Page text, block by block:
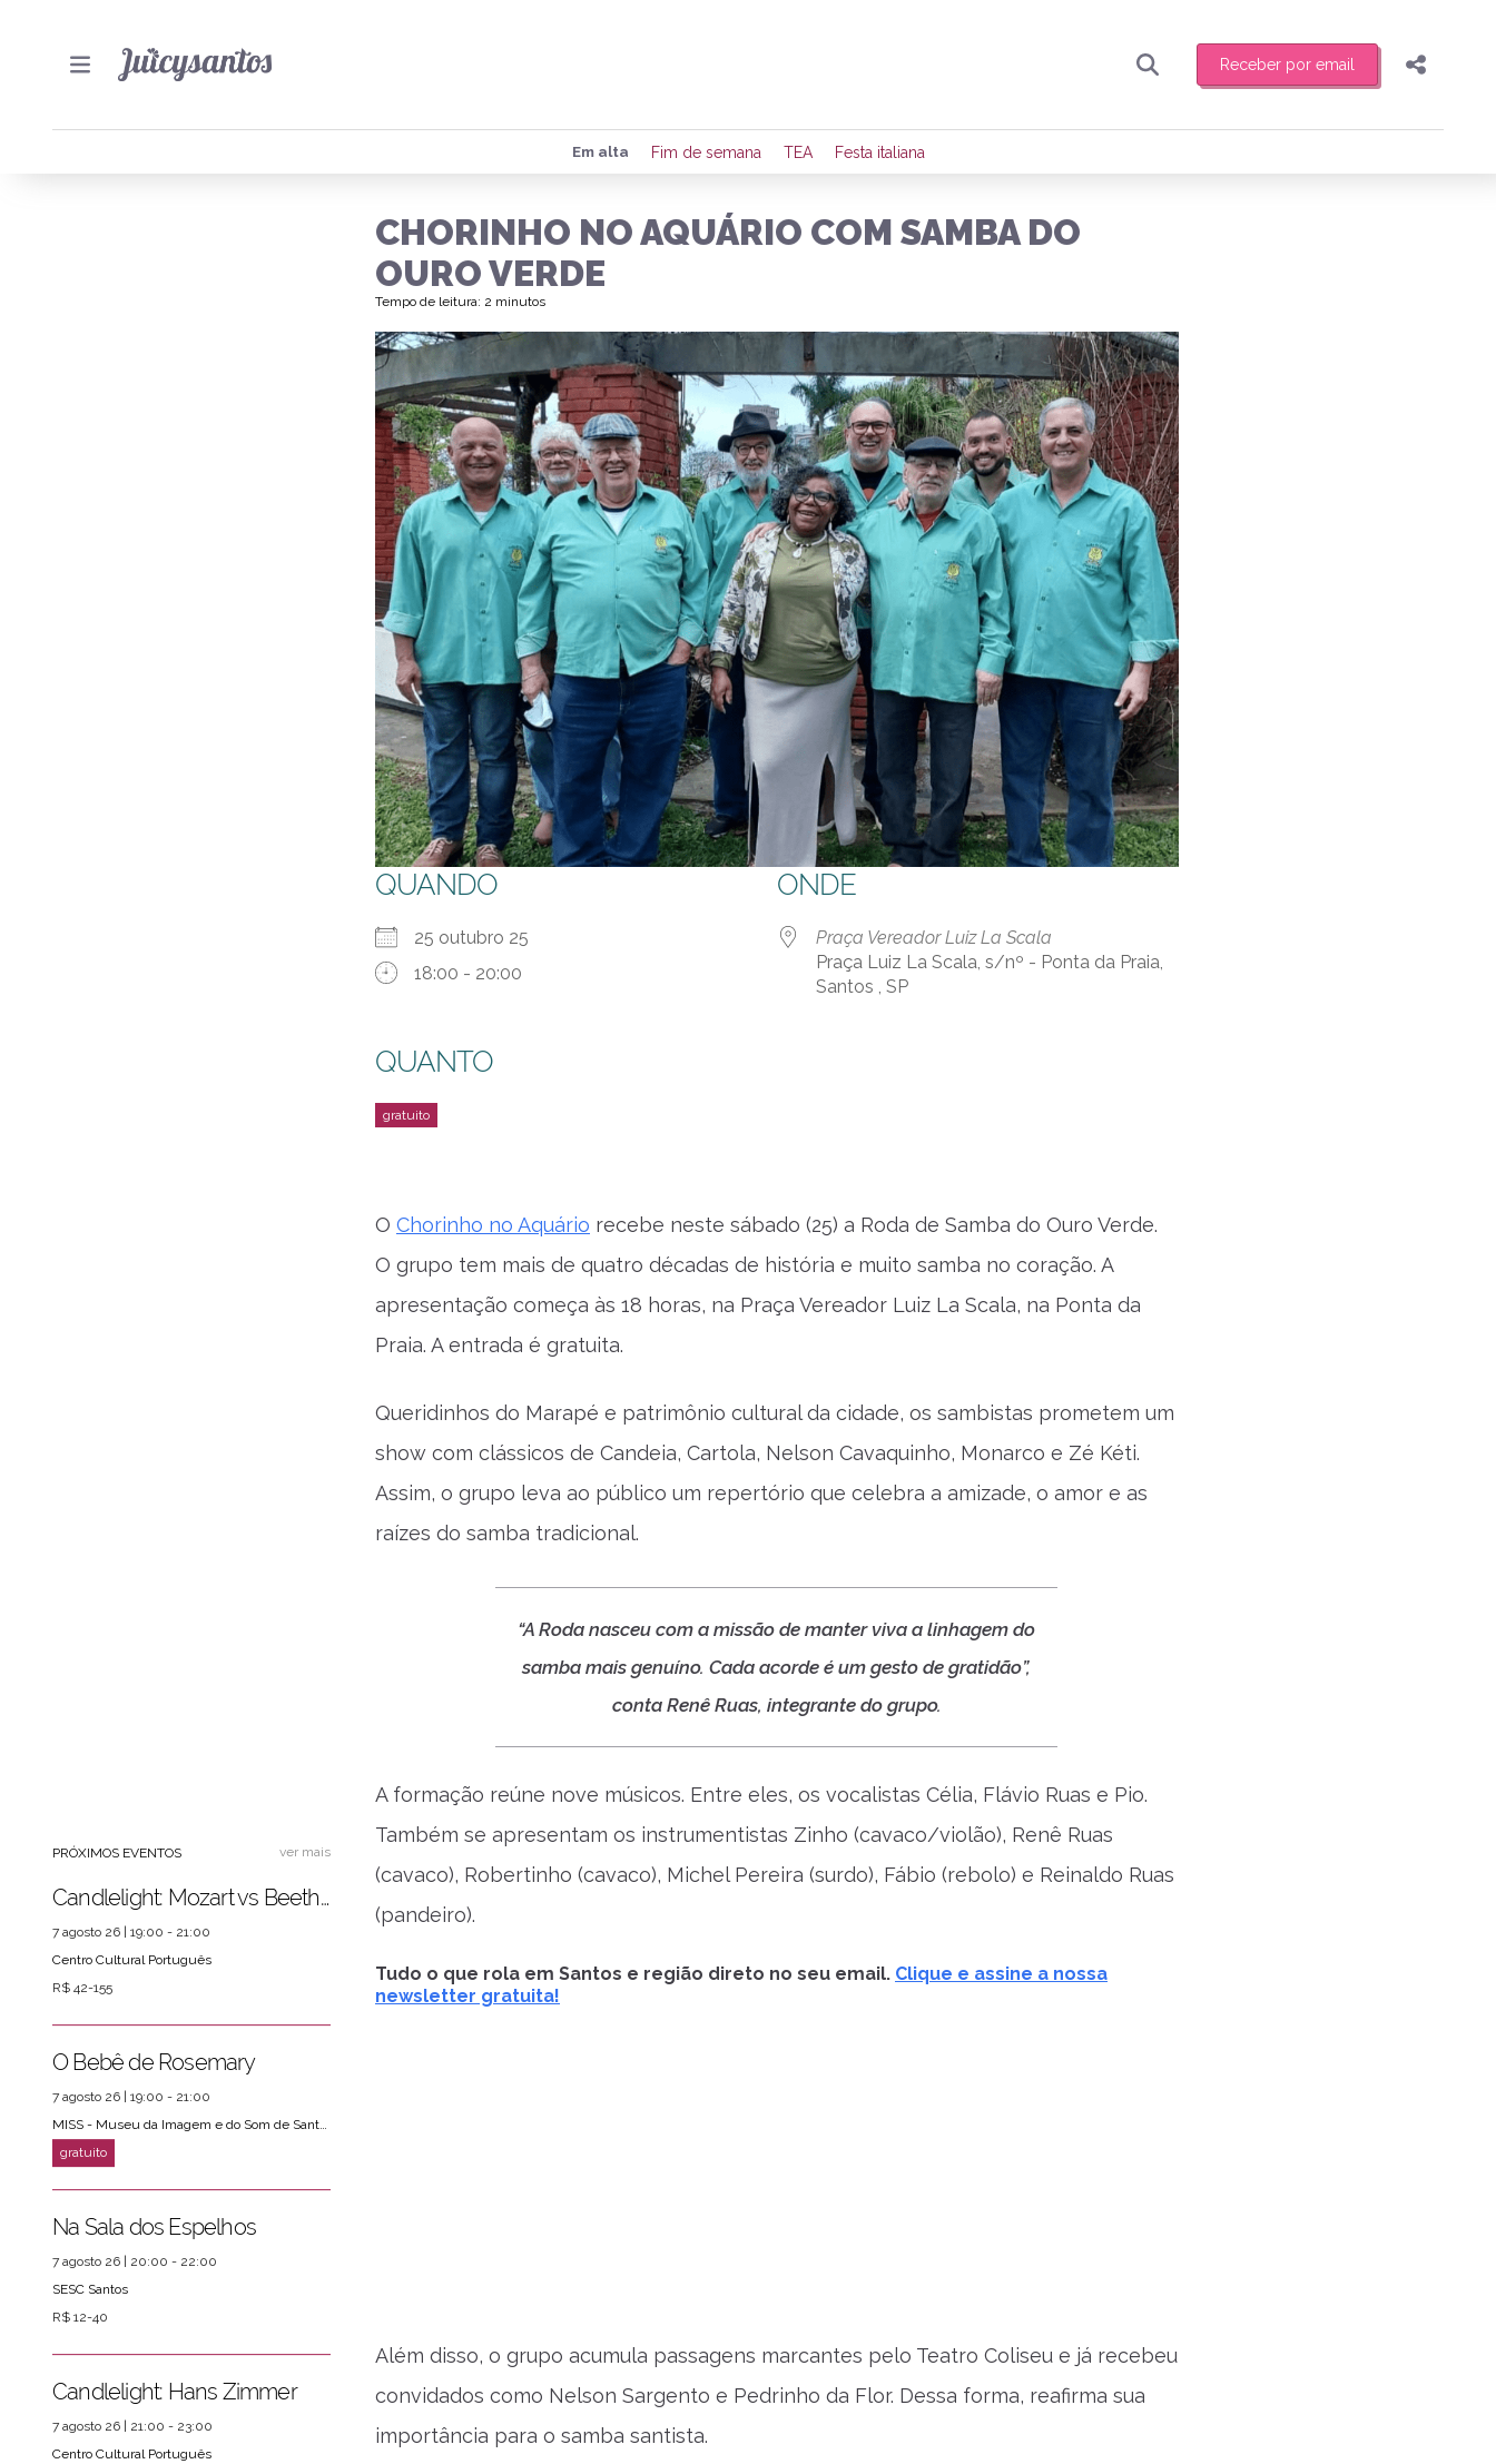
Receber por email
Preencha seus dados para receber toda sexta-feira de manhã o resumo
de eventos e notícias da região.
Compartilhar
Em alta Fim de semana TEA Festa italiana
CHORINHO NO AQUÁRIO COM SAMBA DO
OURO VERDE
Tempo de leitura: 2 minutos
QUANDO
25 outubro 25
18:00 - 20:00
ONDE
Praça Vereador Luiz La Scala
Praça Luiz La Scala, s/nº - Ponta da Praia,
Santos , SP
QUANTO
O Chorinho no Aquário recebe neste sábado (25) a Roda de Samba do Ouro Verde.
O grupo tem mais de quatro décadas de história e muito samba no coração. A
apresentação começa às 18 horas, na Praça Vereador Luiz La Scala, na Ponta da
Praia. A entrada é gratuita.
Queridinhos do Marapé e patrimônio cultural da cidade, os sambistas prometem um
show com clássicos de Candeia, Cartola, Nelson Cavaquinho, Monarco e Zé Kéti.
Assim, o grupo leva ao público um repertório que celebra a amizade, o amor e as
raízes do samba tradicional.
“A Roda nasceu com a missão de manter viva a linhagem do
samba mais genuíno. Cada acorde é um gesto de gratidão”,
conta Renê Ruas, integrante do grupo.
A formação reúne nove músicos. Entre eles, os vocalistas Célia, Flávio Ruas e Pio.
Também se apresentam os instrumentistas Zinho (cavaco/violão), Renê Ruas
(cavaco), Robertinho (cavaco), Michel Pereira (surdo), Fábio (rebolo) e Reinaldo Ruas
(pandeiro).
Tudo o que rola em Santos e região direto no seu email. Clique e assine a nossa
newsletter gratuita!
Além disso, o grupo acumula passagens marcantes pelo Teatro Coliseu e já recebeu
convidados como Nelson Sargento e Pedrinho da Flor. Dessa forma, reafirma sua
importância para o samba santista.
PRÓXIMOS EVENTOS ver mais
Candlelight: Mozart vs Beethoven
7 agosto 26 | 19:00 - 21:00
Centro Cultural Português
R$ 42-155
O Bebê de Rosemary
7 agosto 26 | 19:00 - 21:00
MISS - Museu da Imagem e do Som de Santos
Na Sala dos Espelhos
7 agosto 26 | 20:00 - 22:00
SESC Santos
R$ 12-40
Candlelight: Hans Zimmer
7 agosto 26 | 21:00 - 23:00
Centro Cultural Português